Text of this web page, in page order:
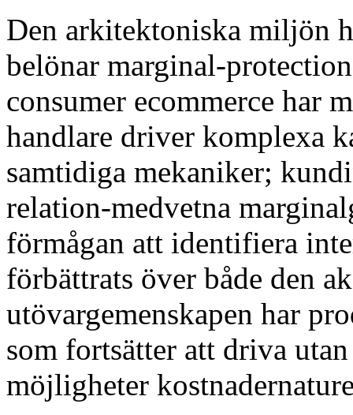
Den arkitektoniska miljön
belönar marginal-
consumer ecommerce har
handlare driver komplexa
samtidiga mekaniker;
relation-medvetna
förmågan att identifiera
förbättrats över både den
utövargemenskapen har
som fortsätter att driva
möjligheter